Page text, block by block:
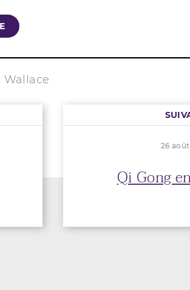
Wallace
26
Qi Gong